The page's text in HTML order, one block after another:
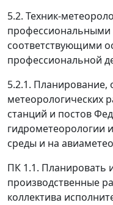
5.2. Техник-
соответствующими
профессиональной
5.2.1. Планирование,
метеорологических
станций и постов
гидрометеорологии
среды и на
ПК 1.1. Планировать
производственные
коллектива